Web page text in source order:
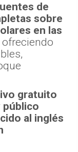
de
sobre
en las
ofreciendo
gratuito
público
al inglés